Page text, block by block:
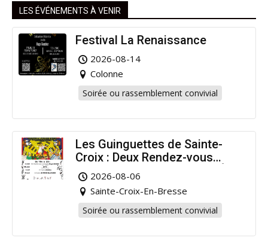
LES ÉVÉNEMENTS À VENIR
Festival La Renaissance
2026-08-14
Colonne
Soirée ou rassemblement convivial
Les Guinguettes de Sainte-
Croix : Deux Rendez-vous
Dansants pour Prolonger l’Été
!
2026-08-06
Sainte-Croix-En-Bresse
Soirée ou rassemblement convivial